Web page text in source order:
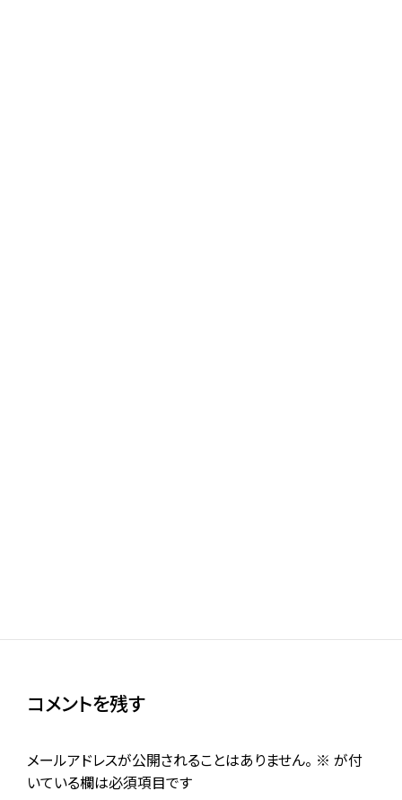
デジコレで読める北海道内の自治体史まとめ
コメントを残す
メールアドレスが公開されることはありません。 ※ が付
いている欄は必須項目です